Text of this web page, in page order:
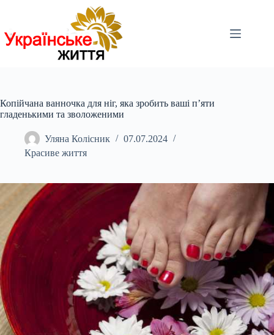
Копійчана ванночка для ніг, яка зробить ваші п’яти
гладенькими та зволоженими
Уляна Колісник
07.07.2024
Красиве життя